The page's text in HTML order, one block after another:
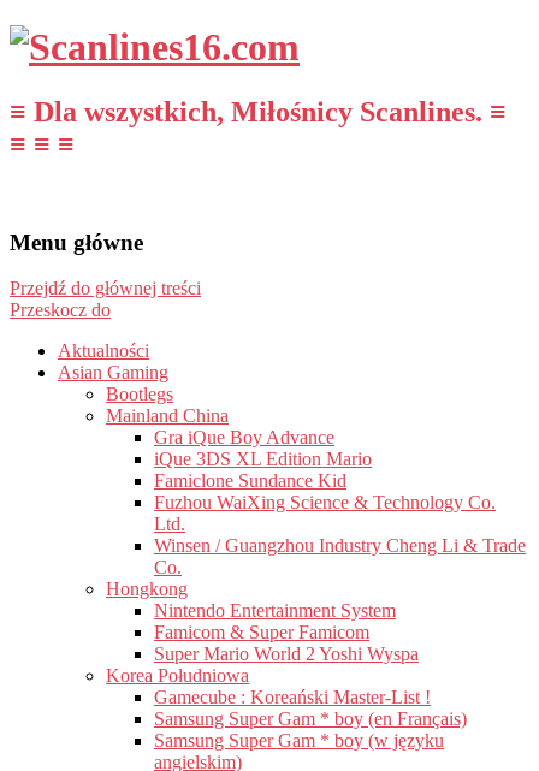
≡ Dla wszystkich, Miłośnicy Scanlines. ≡
≡ ≡ ≡
Menu główne
Przejdź do głównej treści
Przeskocz do
Aktualności
Asian Gaming
Bootlegs
Mainland China
Gra iQue Boy Advance
iQue 3DS XL Edition Mario
Famiclone Sundance Kid
Fuzhou WaiXing Science & Technology Co.
Ltd.
Winsen / Guangzhou Industry Cheng Li & Trade
Co.
Hongkong
Nintendo Entertainment System
Famicom & Super Famicom
Super Mario World 2 Yoshi Wyspa
Korea Południowa
Gamecube : Koreański Master-List !
Samsung Super Gam * boy (en Français)
Samsung Super Gam * boy (w języku
angielskim)